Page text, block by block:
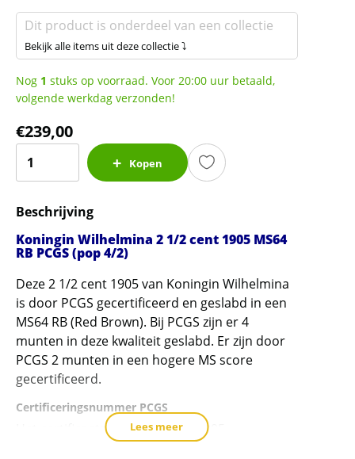
Dit product is onderdeel van een collectie
Bekijk alle items uit deze collectie ⤵
Nog 1 stuks op voorraad. Voor 20:00 uur betaald,
volgende werkdag verzonden!
€239,00
Wilhelmina
1/2
cent
1905
RB
PCGS
gecertificeerd
(pop
4/2)
aantal
Kopen
Beschrijving
Koningin Wilhelmina 2 1/2 cent 1905 MS64
RB PCGS (pop 4/2)
Deze 2 1/2 cent 1905 van Koningin Wilhelmina
is door PCGS gecertificeerd en geslabd in een
MS64 RB (Red Brown). Bij PCGS zijn er 4
munten in deze kwaliteit geslabd. Er zijn door
PCGS 2 munten in een hogere MS score
gecertificeerd.
Certificeringsnummer PCGS
Het certificaatnummer is 37582205
Lees meer